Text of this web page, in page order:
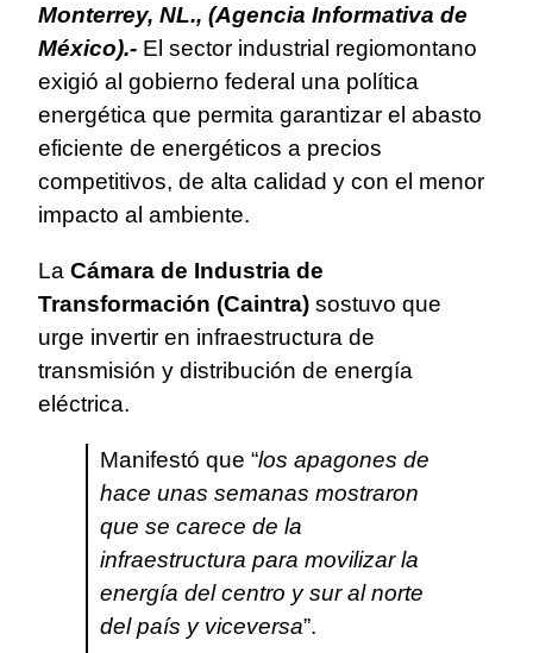
Monterrey, NL., (Agencia Informativa de
México).- El sector industrial regiomontano
exigió al gobierno federal una política
energética que permita garantizar el abasto
eficiente de energéticos a precios
competitivos, de alta calidad y con el menor
impacto al ambiente.
La Cámara de Industria de
Transformación (Caintra) sostuvo que
urge invertir en infraestructura de
transmisión y distribución de energía
eléctrica.
Manifestó que “los apagones de
hace unas semanas mostraron
que se carece de la
infraestructura para movilizar la
energía del centro y sur al norte
del país y viceversa”.